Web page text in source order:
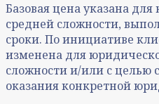
Базовая цена указана
средней сложности,
сроки. По инициативе
изменена для
сложности и/или с целью
оказания конкретной